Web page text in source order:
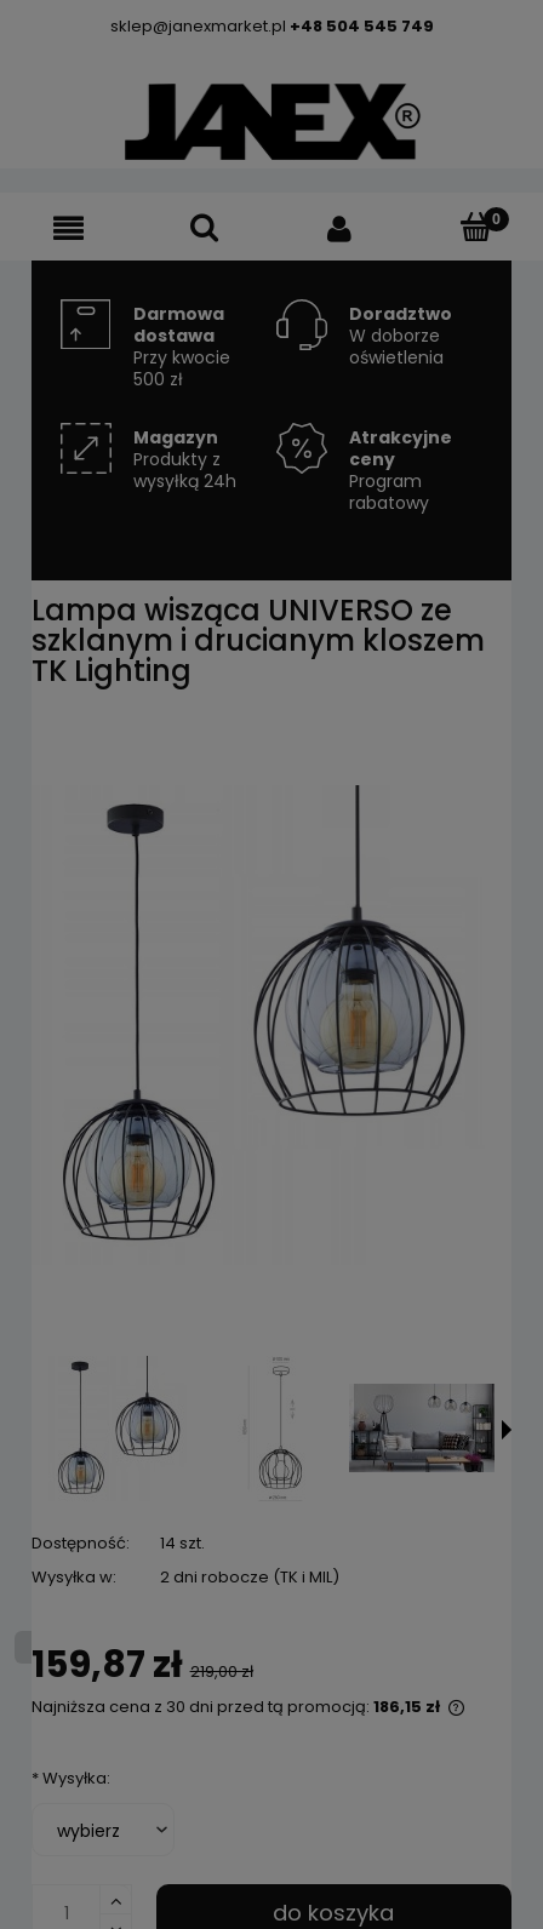
sklep@janexmarket.pl +48 504 545 749
Darmowa
dostawa
Przy kwocie
500 zł
Doradztwo
W doborze
oświetlenia
Magazyn
Produkty z
wysyłką 24h
Atrakcyjne
ceny
Program
rabatowy
Lampa wisząca UNIVERSO ze
szklanym i drucianym kloszem
TK Lighting
Dostępność:
14 szt.
Wysyłka w:
2 dni robocze (TK i MIL)
159,87 zł 219,00 zł
Najniższa cena z 30 dni przed tą promocją: 186,15 zł
*Wysyłka:
do koszyka